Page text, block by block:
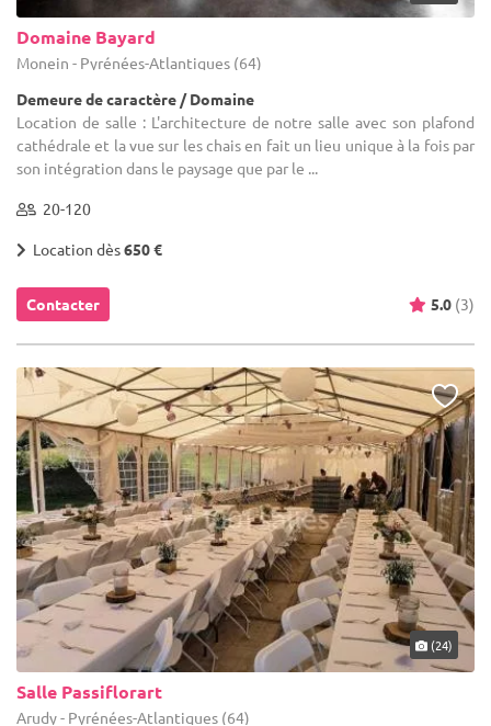
Domaine Bayard
Monein - Pyrénées-Atlantiques (64)
Demeure de caractère / Domaine
Location de salle : L'architecture de notre salle avec son plafond
cathédrale et la vue sur les chais en fait un lieu unique à la fois par
son intégration dans le paysage que par le ...
20-120
Location dès650 €
Contacter 5.0 (3)
(24)
Salle Passiflorart
Arudy - Pyrénées-Atlantiques (64)